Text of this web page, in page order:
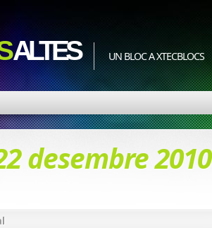
ALTES UN BLOC A XTECBLOCS
desembre 2010